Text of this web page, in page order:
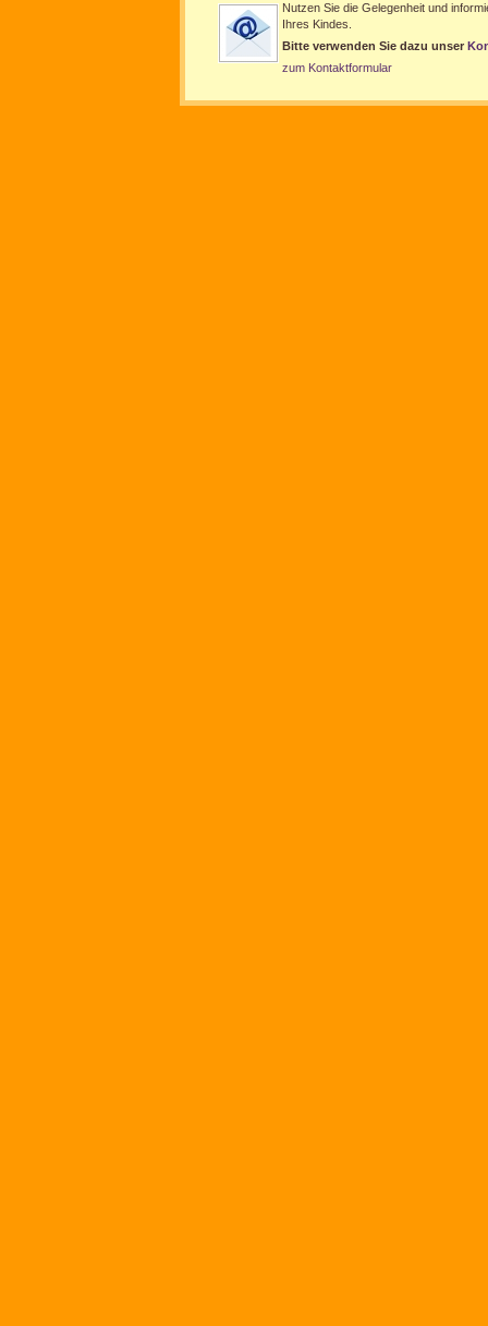
Nutzen Sie die Gelegenheit und
Ihres Kindes.
Bitte verwenden Sie dazu unser
zum Kontaktformular